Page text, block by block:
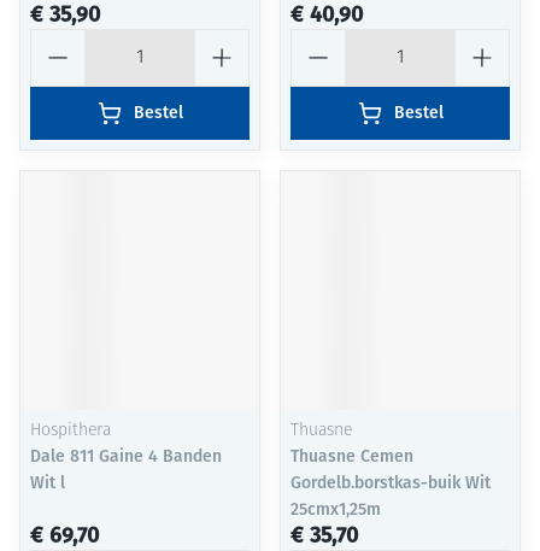
€ 35,90
Bestel
€ 40,90
Bestel
Hospithera
Dale 811 Gaine 4 Banden
Wit l
€ 69,70
Thuasne
Thuasne Cemen
Gordelb.borstkas-buik Wit
25cmx1,25m
€ 35,70